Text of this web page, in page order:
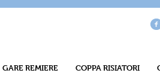
GARE REMIERE COPPA RISIATORI